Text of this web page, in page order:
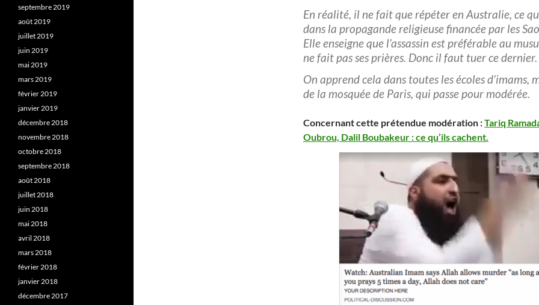
En réalité, il ne fait que répéter en Australie, ce
dans la propagande religieuse financée par les
Elle enseigne que l’assassin est préférable au
ne fait pas ses prières. Donc il faut tuer ce dernier.
On apprend cela dans toutes les écoles d’imams,
de la mosquée de Paris, qui passe pour modérée.
Concernant cette prétendue modération :Tariq
Oubrou, Dalil Boubakeur : ce qu’ils cachent.
septembre 2019
août 2019
juillet 2019
juin 2019
mai 2019
mars 2019
février 2019
janvier 2019
décembre 2018
novembre 2018
octobre 2018
septembre 2018
août 2018
juillet 2018
juin 2018
mai 2018
avril 2018
mars 2018
février 2018
janvier 2018
décembre 2017